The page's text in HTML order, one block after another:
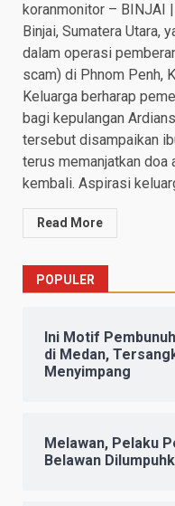
koranmonitor – BINJAI
Binjai, Sumatera Utara,
dalam operasi
scam) di Phnom Penh,
Keluarga berharap
bagi kepulangan
tersebut disampaikan
terus memanjatkan doa
kembali. Aspirasi
Read More
POPULER
Ini Motif
di Medan,
Menyimpang
Melawan, Pelaku
Belawan